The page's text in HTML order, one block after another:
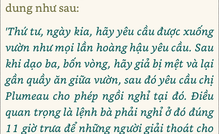
dung như sau:
'Thứ tư, ngày kia, hãy yêu cầu được xuống
vườn như mọi lần hoàng hậu yêu cầu. Sau
khi dạo ba, bốn vòng, hãy giả bị mệt và lại
gần quầy ăn giữa vườn, sau đó yêu cầu chị
Plumeau cho phép ngồi nghỉ tại đó. Điều
quan trọng là lệnh bà phải nghỉ ở đó đúng
11 giờ trưa để những người giải thoát cho